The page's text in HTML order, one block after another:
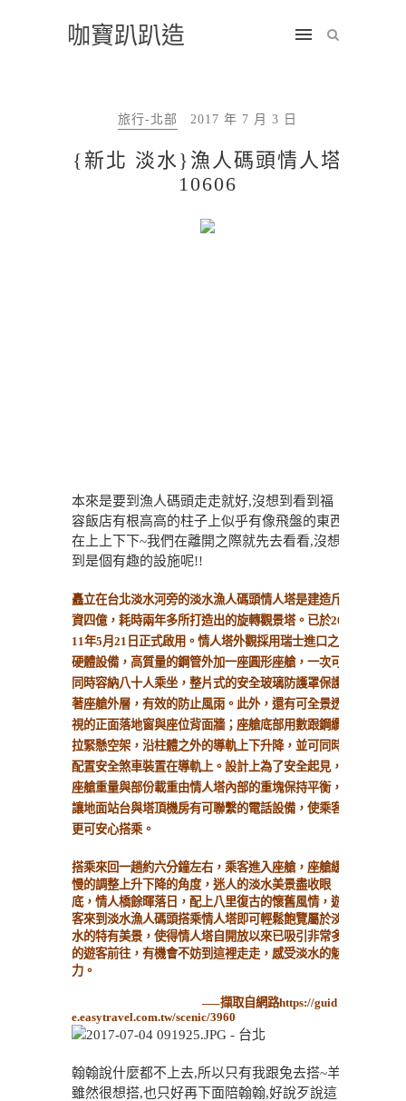
咖寶趴趴造
旅行-北部 2017 年 7 月 3 日
{新北 淡水}漁人碼頭情人塔
10606
本來是要到漁人碼頭走走就好,沒想到看到福
容飯店有根高高的柱子上似乎有像飛盤的東西
在上上下下~我們在離開之際就先去看看,沒想
到是個有趣的設施呢!!
矗立在台北淡水河旁的淡水漁人碼頭情人塔是建造斥
資四億，耗時兩年多所打造出的旋轉觀景塔。已於20
11年5月21日正式啟用。情人塔外觀採用瑞士進口之
硬體設備，高質量的鋼管外加一座圓形座艙，一次可
同時容納八十人乘坐，整片式的安全玻璃防護罩保護
著座艙外層，有效的防止風雨。此外，還有可全景透
視的正面落地窗與座位背面牆；座艙底部用數跟鋼纜
拉緊懸空架，沿柱體之外的導軌上下升降，並可同時
配置安全煞車裝置在導軌上。設計上為了安全起見，
座艙重量與部份載重由情人塔內部的重塊保持平衡，
讓地面站台與塔頂機房有可聯繫的電話設備，使乘客
更可安心搭乘。
搭乘來回一趟約六分鐘左右，乘客進入座艙，座艙緩
慢的調整上升下降的角度，迷人的淡水美景盡收眼
底，情人橋餘暉落日，配上八里復古的懷舊風情，遊
客來到淡水漁人碼頭搭乘情人塔即可輕鬆飽覽屬於淡
水的特有美景，使得情人塔自開放以來已吸引非常多
的遊客前往，有機會不妨到這裡走走，感受淡水的魅
力。
—–擷取自網路https://guid
e.easytravel.com.tw/scenic/3960
翰翰說什麼都不上去,所以只有我跟兔去搭~羊
雖然很想搭,也只好再下面陪翰翰,好說歹說這